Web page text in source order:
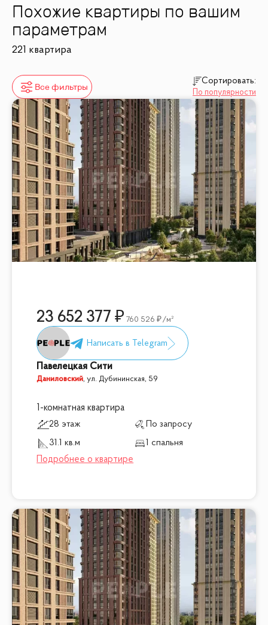
Похожие квартиры по вашим
параметрам
221 квартира
Все фильтры
Сортировать:
По популярности
23 652 377 760 526 /м²
Павелецкая Сити
Даниловский,ул. Дубининская, 59
1-комнатная квартира
28 этаж
По запросу
31.1 кв.м
1 спальня